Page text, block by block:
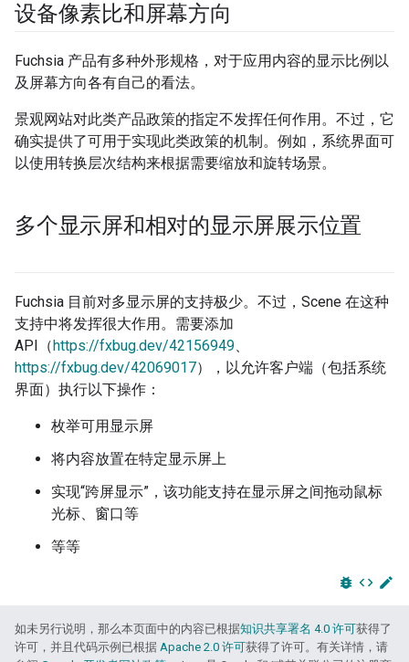
设备像素比和屏幕方向
Fuchsia 产品有多种外形规格，对于应用内容的显示比例以
及屏幕方向各有自己的看法。
景观网站对此类产品政策的指定不发挥任何作用。不过，它
确实提供了可用于实现此类政策的机制。例如，系统界面可
以使用转换层次结构来根据需要缩放和旋转场景。
多个显示屏和相对的显示屏展示位置
Fuchsia 目前对多显示屏的支持极少。不过，Scene 在这种
支持中将发挥很大作用。需要添加
API（https://fxbug.dev/42156949、
https://fxbug.dev/42069017），以允许客户端（包括系统
界面）执行以下操作：
枚举可用显示屏
将内容放置在特定显示屏上
实现“跨屏显示”，该功能支持在显示屏之间拖动鼠标
光标、窗口等
等等
bug_report code edit
如未另行说明，那么本页面中的内容已根据知识共享署名 4.0 许可获得了
许可，并且代码示例已根据 Apache 2.0 许可获得了许可。有关详情，请